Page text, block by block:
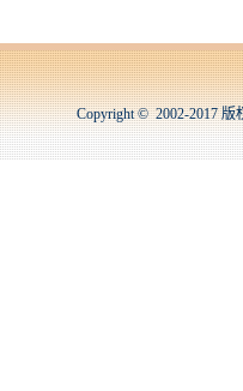
Copyright © 2002-2017